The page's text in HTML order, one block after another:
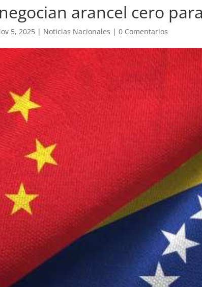
arancel cero
5, 2025 | Noticias Nacionales |0 Comentarios